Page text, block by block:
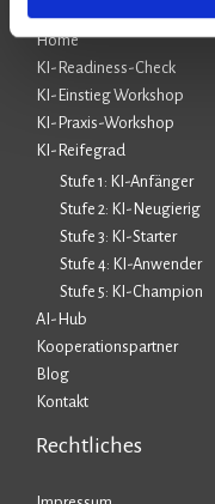
Home
KI-Readiness-Check
KI-Einstieg Workshop
KI-Praxis-Workshop
KI-Reifegrad
Stufe 1: KI-Anfänger
Stufe 2: KI-Neugierig
Stufe 3: KI-Starter
Stufe 4: KI-Anwender
Stufe 5: KI-Champion
AI-Hub
Kooperationspartner
Blog
Kontakt
Rechtliches